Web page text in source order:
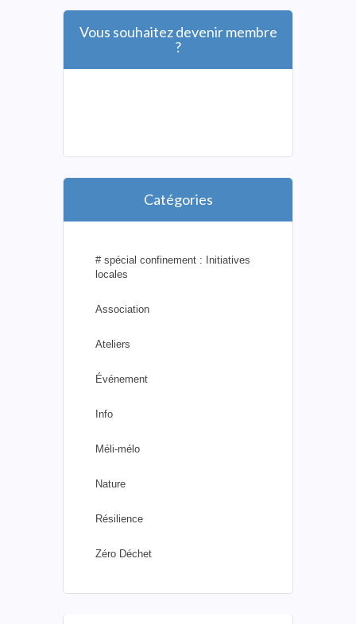
Vous souhaitez devenir membre
?
Catégories
# spécial confinement : Initiatives
locales
Association
Ateliers
Événement
Info
Méli-mélo
Nature
Résilience
Zéro Déchet